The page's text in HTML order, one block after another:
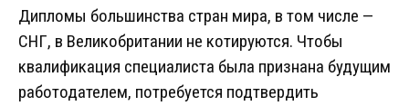
Дипломы большинства стран мира, в том числе —
СНГ, в Великобритании не котируются. Чтобы
квалификация специалиста была признана будущим
работодателем, потребуется подтвердить